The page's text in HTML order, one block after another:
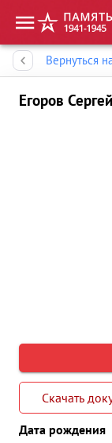
Вернуться
Егоров
Скачать
Дата рождения
Память народа